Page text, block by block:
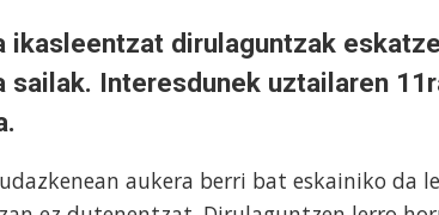
ikasleentzat dirulaguntzak
sailak. Interesdunek uztailaren
aukera berri bat eskainiko da